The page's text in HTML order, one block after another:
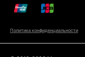
Политика конфиденциальности